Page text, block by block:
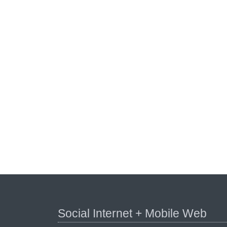
Social Internet + Mobile Web